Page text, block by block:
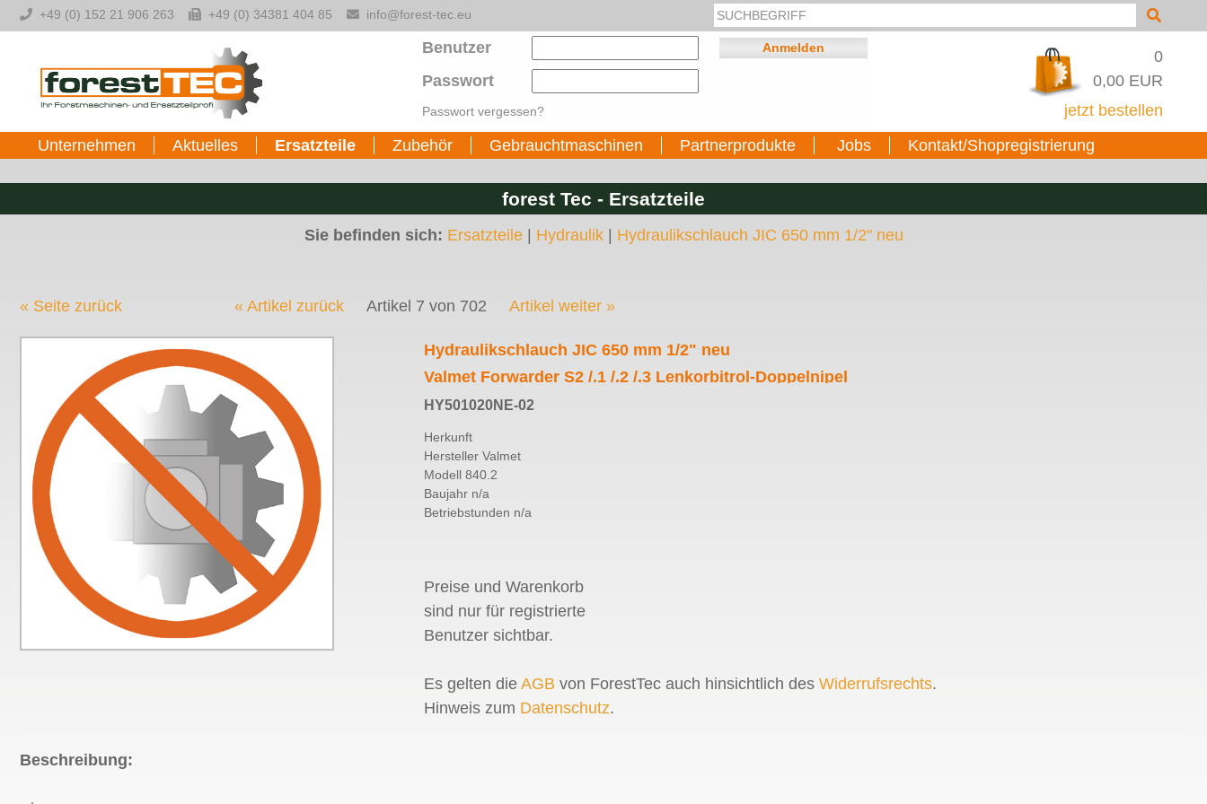
+49 (0) 152 21 906 263 +49 (0) 34381 404 85 info@forest-tec.eu
Benutzer
Passwort
Passwort vergessen?
0
0,00 EUR
jetzt bestellen
Unternehmen
Aktuelles Ersatzteile Zubehör Gebrauchtmaschinen Partnerprodukte Jobs Kontakt/Shopregistrierung
forest Tec - Ersatzteile
Sie befinden sich: Ersatzteile| Hydraulik| Hydraulikschlauch JIC 650 mm 1/2" neu
« Seite zurück « Artikel zurück Artikel 7 von 702 Artikel weiter »
Hydraulikschlauch JIC 650 mm 1/2" neu
Valmet Forwarder S2 /.1 /.2 /.3 Lenkorbitrol-Doppelnipel
HY501020NE-02
Herkunft
Hersteller Valmet
Modell 840.2
Baujahr n/a
Betriebstunden n/a
Preise und Warenkorb
sind nur für registrierte
Benutzer sichtbar.
Es gelten die AGB von ForestTec auch hinsichtlich des Widerrufsrechts.
Hinweis zum Datenschutz.
Beschreibung: